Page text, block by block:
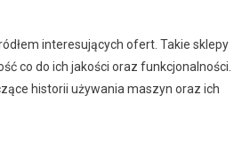
interesujących ofert. Takie sklepy
co do ich jakości oraz funkcjonalności.
historii używania maszyn oraz ich